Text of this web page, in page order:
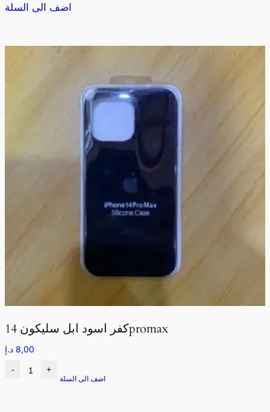
اضف الى السلة
كفر اسود ابل سليكون 14promax
8,00 د.إ
- +
اضف الى السلة